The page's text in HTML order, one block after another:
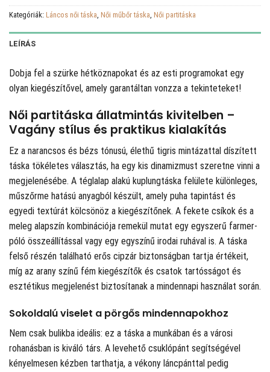
Kategóriák: Láncos női táska, Női műbőr táska, Női partitáska
LEÍRÁS
Dobja fel a szürke hétköznapokat és az esti programokat egy
olyan kiegészítővel, amely garantáltan vonzza a tekinteteket!
Női partitáska állatmintás kivitelben –
Vagány stílus és praktikus kialakítás
Ez a narancsos és bézs tónusú, élethű tigris mintázattal díszített
táska tökéletes választás, ha egy kis dinamizmust szeretne vinni a
megjelenésébe. A téglalap alakú kuplungtáska felülete különleges,
műszőrme hatású anyagból készült, amely puha tapintást és
egyedi textúrát kölcsönöz a kiegészítőnek. A fekete csíkok és a
meleg alapszín kombinációja remekül mutat egy egyszerű farmer-
póló összeállítással vagy egy egyszínű irodai ruhával is. A táska
felső részén található erős cipzár biztonságban tartja értékeit,
míg az arany színű fém kiegészítők és csatok tartósságot és
esztétikus megjelenést biztosítanak a mindennapi használat során.
Sokoldalú viselet a pörgős mindennapokhoz
Nem csak bulikba ideális: ez a táska a munkában és a városi
rohanásban is kiváló társ. A levehető csuklópánt segítségével
kényelmesen kézben tarthatja, a vékony láncpánttal pedig